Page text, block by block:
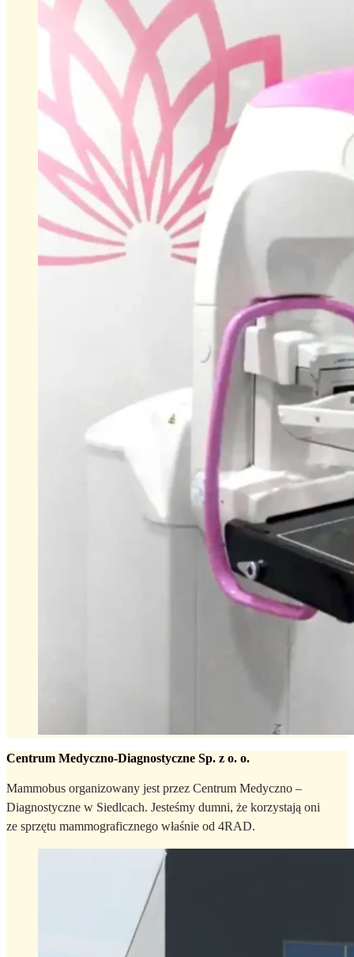
Centrum Medyczno-Diagnostyczne Sp. z o. o.
Mammobus organizowany jest przez Centrum Medyczno –
Diagnostyczne w Siedlcach. Jesteśmy dumni, że korzystają oni
ze sprzętu mammograficznego właśnie od 4RAD.